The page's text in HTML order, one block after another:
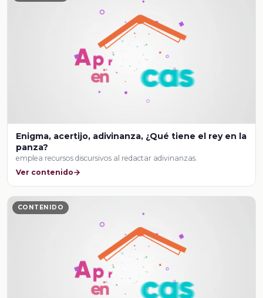
Enigma, acertijo, adivinanza, ¿Qué tiene el rey en la
panza?
emplea recursos discursivos al redactar adivinanzas.
Ver contenido
CONTENIDO